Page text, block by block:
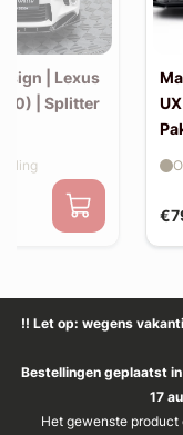
| Lexus
| Splitter
!! Let op: wegens
Bestellingen geplaatst
17
Het gewenste product